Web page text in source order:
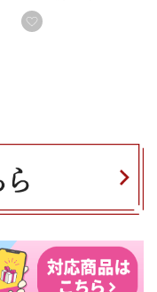
る
お気に入りに登録